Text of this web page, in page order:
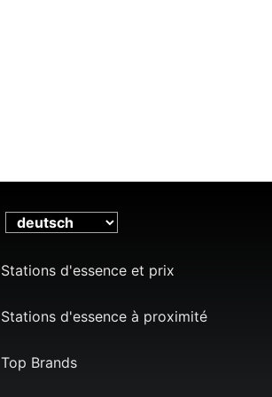
Stations d'essence et prix
Stations d'essence à proximité
Top Brands